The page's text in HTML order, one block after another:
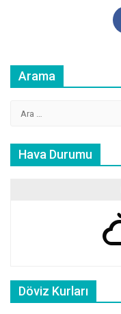
Arama
Hava Durumu
Döviz Kurları